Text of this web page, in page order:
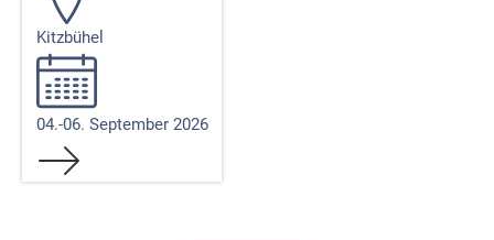
Kitzbühel
04.-06. September 2026